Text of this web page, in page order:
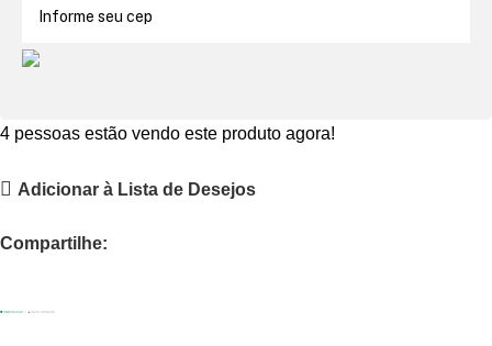
4 pessoas estão vendo este produto agora!
Adicionar à Lista de Desejos
Compartilhe: